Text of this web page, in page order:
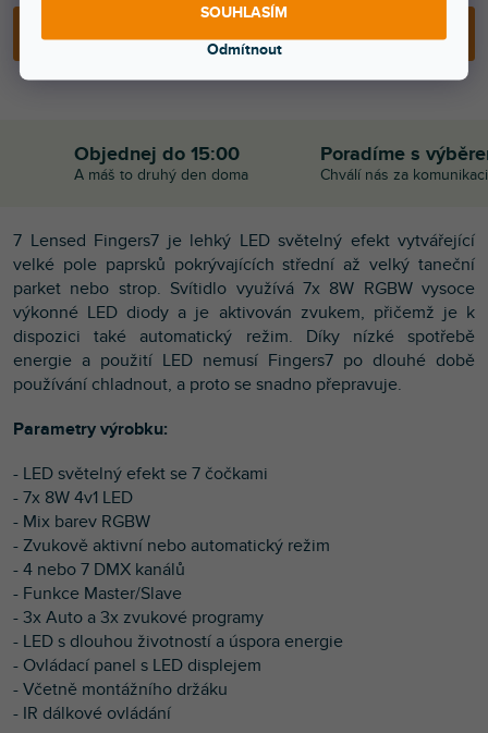
Odmítnout
SOUHLASÍM
Objednej do 15:00
A máš to druhý den doma
Poradíme s
Chválí nás za komunikaci
7 Lensed Fingers7 je lehký LED světelný efekt vytvářející
velké pole paprsků pokrývajících střední až velký taneční
parket nebo strop. Svítidlo využívá 7x 8W RGBW vysoce
výkonné LED diody a je aktivován zvukem, přičemž je k
dispozici také automatický režim. Díky nízké spotřebě
energie a použití LED nemusí Fingers7 po dlouhé době
používání chladnout, a proto se snadno přepravuje.
Parametry výrobku:
- LED světelný efekt se 7 čočkami
- 7x 8W 4v1 LED
- Mix barev RGBW
- Zvukově aktivní nebo automatický režim
- 4 nebo 7 DMX kanálů
- Funkce Master/Slave
- 3x Auto a 3x zvukové programy
- LED s dlouhou životností a úspora energie
- Ovládací panel s LED displejem
- Včetně montážního držáku
- IR dálkové ovládání